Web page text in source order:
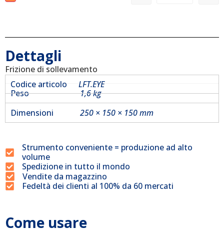
Dettagli
Frizione di sollevamento
Codice articolo
LFT.EYE
Peso
1,6 kg
Dimensioni
250 × 150 × 150 mm
Strumento conveniente = produzione ad alto
volume
Spedizione in tutto il mondo
Vendite da magazzino
Fedeltà dei clienti al 100% da 60 mercati
Come usare